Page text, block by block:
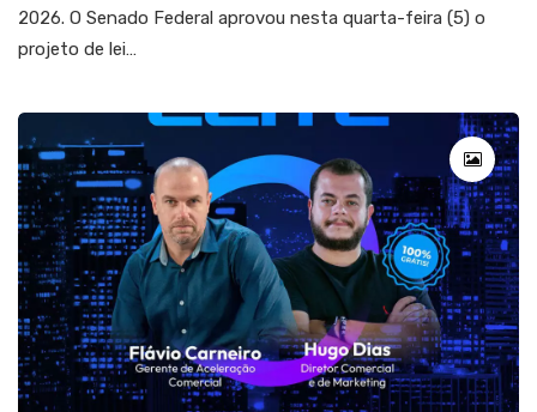
2026. O Senado Federal aprovou nesta quarta-feira (5) o
projeto de lei…